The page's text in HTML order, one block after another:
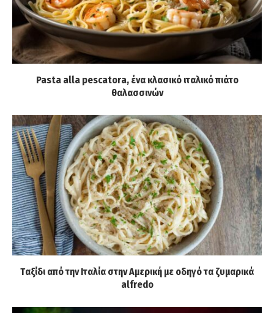
Pasta alla pescatora, ένα κλασικό ιταλικό πιάτο
θαλασσινών
Tαξίδι από την Ιταλία στην Αμερική με οδηγό τα ζυμαρικά
alfredo